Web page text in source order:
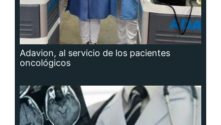
Adavion, al servicio de los pacientes
oncológicos